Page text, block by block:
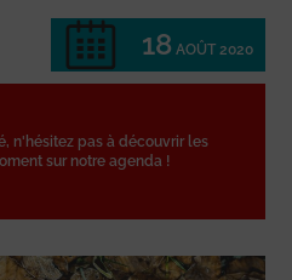
18 AOÛT 2020
n'hésitez pas à découvrir les
sur notre agenda !